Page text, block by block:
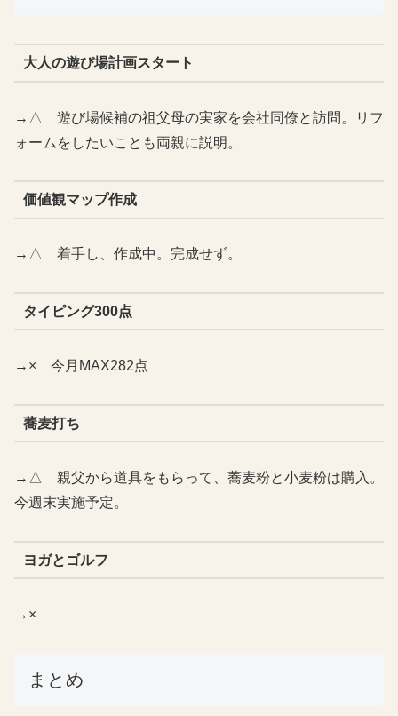
大人の遊び場計画スタート
→△ 遊び場候補の祖父母の実家を会社同僚と訪問。リフ
ォームをしたいことも両親に説明。
価値観マップ作成
→△ 着手し、作成中。完成せず。
タイピング300点
→× 今月MAX282点
蕎麦打ち
→△ 親父から道具をもらって、蕎麦粉と小麦粉は購入。
今週末実施予定。
ヨガとゴルフ
→×
まとめ